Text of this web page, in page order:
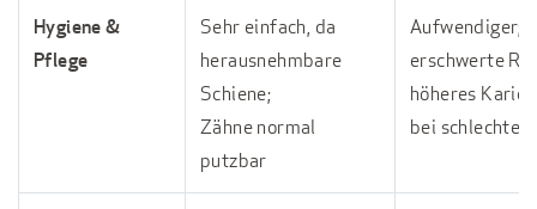
Hygiene &
Pflege
Sehr einfach, da
herausnehmbare
Schiene;
Zähne normal
putzbar
Aufwendiger;
erschwerte
höheres
bei schlechter